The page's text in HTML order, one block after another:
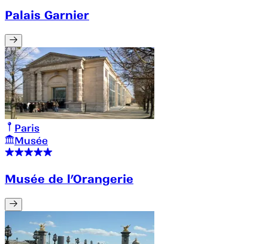
Palais Garnier
Paris
Musée
Musée de l’Orangerie